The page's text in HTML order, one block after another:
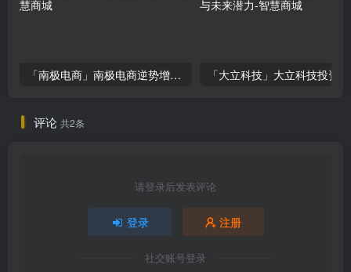
「南极电商」南极电商逆势增长，股价飙升背后的秘密武器！
评论 共2条
请登录后发表评论
登录 注册
社交账号登录